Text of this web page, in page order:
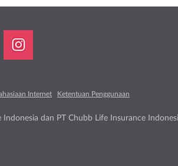
Internet Ketentuan Penggunaan
Indonesia dan PT Chubb Life Insurance